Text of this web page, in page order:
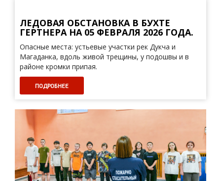
ЛЕДОВАЯ ОБСТАНОВКА В БУХТЕ
ГЕРТНЕРА НА 05 ФЕВРАЛЯ 2026 ГОДА.
Опасные места: устьевые участки рек Дукча и
Магаданка, вдоль живой трещины, у подошвы и в
районе кромки припая.
ПОДРОБНЕЕ